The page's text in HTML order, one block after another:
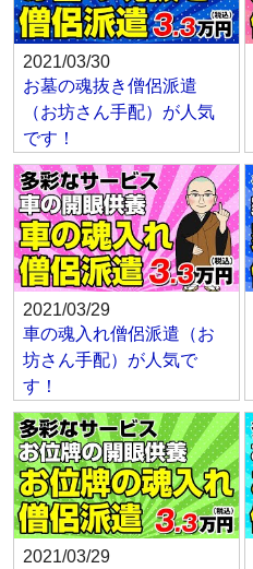
2021/03/30
お墓の魂抜き僧侶派遣
（お坊さん手配）が人気
です！
2021/03/29
車の魂入れ僧侶派遣（お
坊さん手配）が人気で
す！
2021/03/29